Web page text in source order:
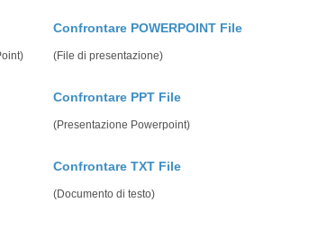
Confrontare POWERPOINT File
(File di presentazione)
Confrontare PPT File
(Presentazione Powerpoint)
Confrontare TXT File
(Documento di testo)